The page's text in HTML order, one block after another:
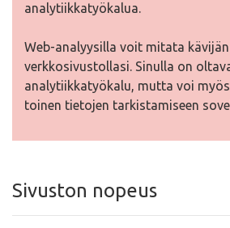
analytiikkatyökalua.
Web-analyysilla voit mitata
verkkosivustollasi. Sinulla on
analytiikkatyökalu, mutta voi
toinen tietojen tarkistamiseen
Sivuston nopeus